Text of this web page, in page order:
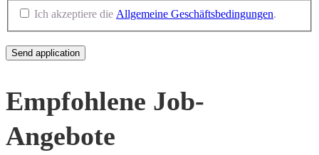
Ich akzeptiere die Allgemeine Geschäftsbedingungen.
Empfohlene Job-
Angebote